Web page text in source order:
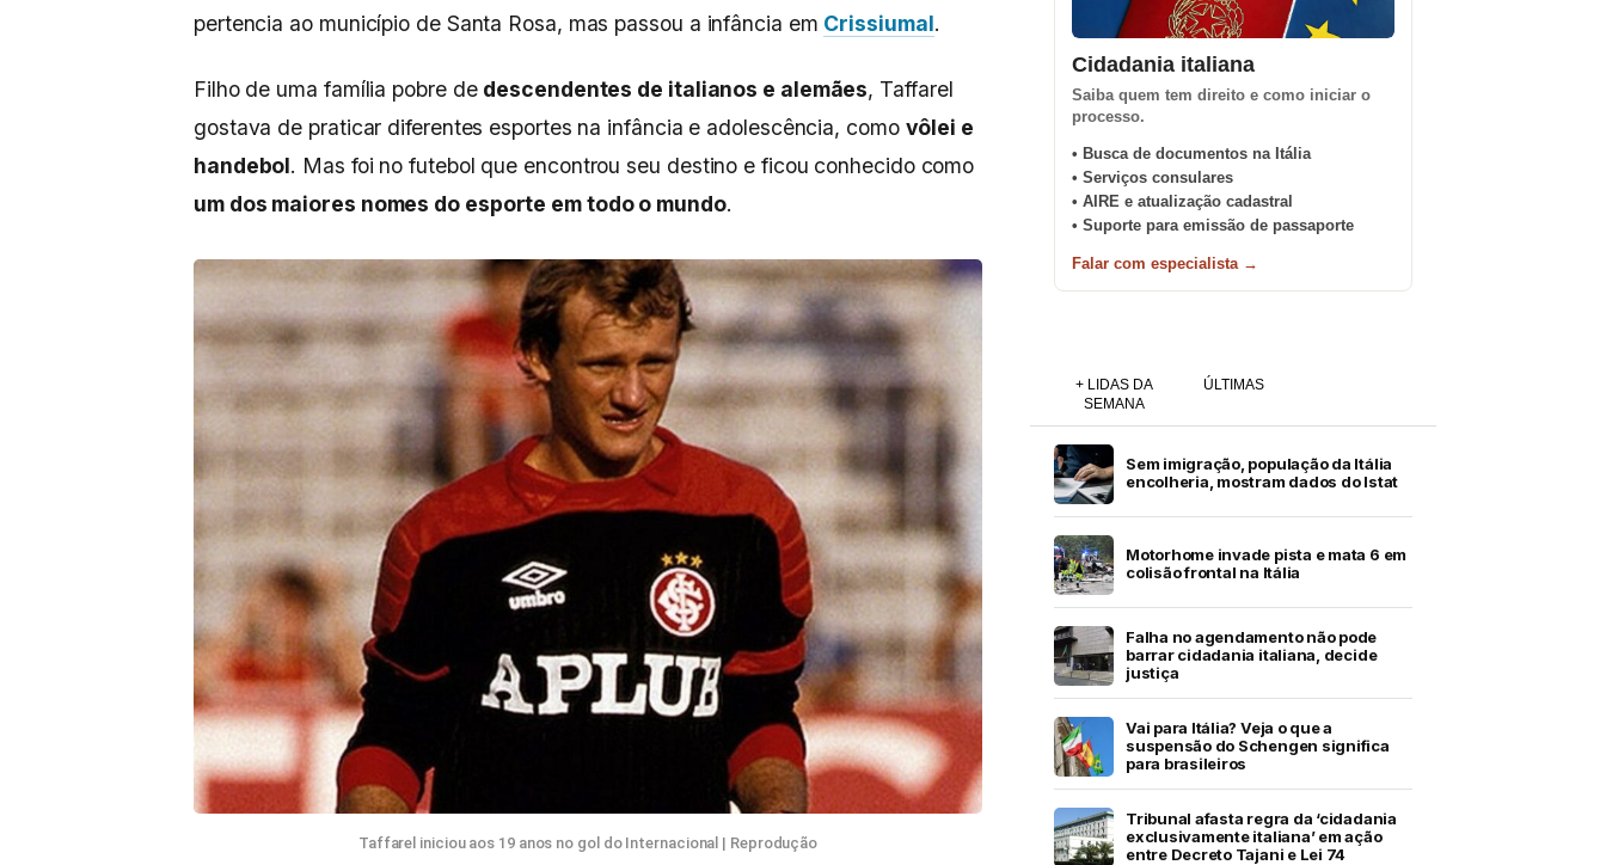
pertencia ao município de Santa Rosa, mas passou a infância em Crissiumal.
Filho de uma família pobre de descendentes de italianos e alemães, Taffarel
gostava de praticar diferentes esportes na infância e adolescência, como vôlei e
handebol. Mas foi no futebol que encontrou seu destino e ficou conhecido como
um dos maiores nomes do esporte em todo o mundo.
Taffarel iniciou aos 19 anos no gol do Internacional | Reprodução
Cidadania italiana
Saiba quem tem direito e como iniciar o
processo.
• Busca de documentos na Itália
• Serviços consulares
• AIRE e atualização cadastral
• Suporte para emissão de passaporte
Falar com especialista →
+ LIDAS DA
SEMANA
ÚLTIMAS
Sem imigração, população da Itália
encolheria, mostram dados do Istat
Motorhome invade pista e mata 6 em
colisão frontal na Itália
Falha no agendamento não pode
barrar cidadania italiana, decide
justiça
Vai para Itália? Veja o que a
suspensão do Schengen significa
para brasileiros
Tribunal afasta regra da ‘cidadania
exclusivamente italiana’ em ação
entre Decreto Tajani e Lei 74